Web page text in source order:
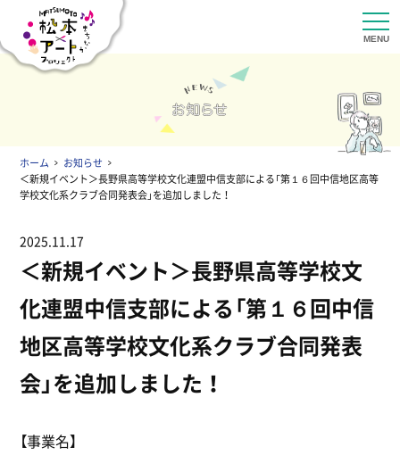
ホーム
お知らせ
＜新規イベント＞長野県高等学校文化連盟中信支部による「第１６回中信地区高等
学校文化系クラブ合同発表会」を追加しました！
2025.11.17
＜新規イベント＞長野県高等学校文
化連盟中信支部による「第１６回中信
地区高等学校文化系クラブ合同発表
会」を追加しました！
【事業名】